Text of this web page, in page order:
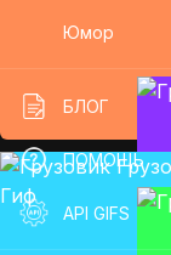
Юмор
БЛОГ
ПОМОЩЬ
API GIFS